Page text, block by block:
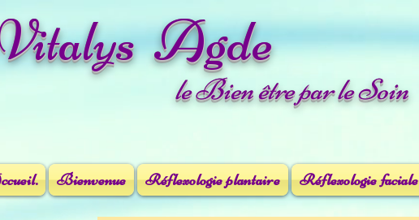
le Bien être par le Soin
Agde
Bienvenue Réflexologie plantaire Réflexologie faciale